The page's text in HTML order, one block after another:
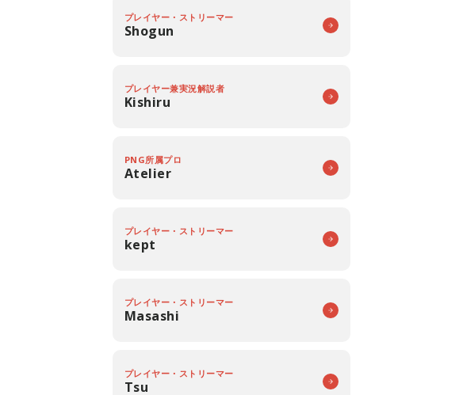
プレイヤー・ストリーマー
Shogun
プレイヤー兼実況解説者
Kishiru
PNG所属プロ
Atelier
プレイヤー・ストリーマー
kept
プレイヤー・ストリーマー
Masashi
プレイヤー・ストリーマー
Tsu